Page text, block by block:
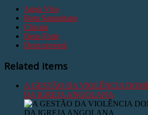
Agua Viva
Bom Samaritano
Chicala
Deus Forte
Deus proverá
Related items
A GESTÃO DA VIOLÊNCIA
DA IGREJA ANGOLANA